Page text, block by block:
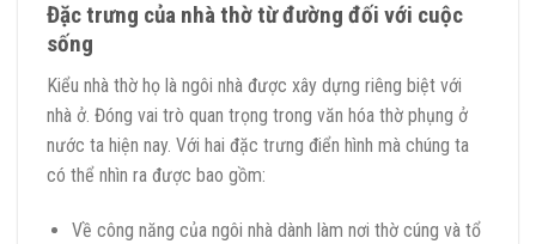
Đặc trưng của nhà thờ từ đường đối với cuộc
sống
Kiểu nhà thờ họ là ngôi nhà được xây dựng riêng biệt với
nhà ở. Đóng vai trò quan trọng trong văn hóa thờ phụng ở
nước ta hiện nay. Với hai đặc trưng điển hình mà chúng ta
có thể nhìn ra được bao gồm:
Về công năng của ngôi nhà dành làm nơi thờ cúng và tổ